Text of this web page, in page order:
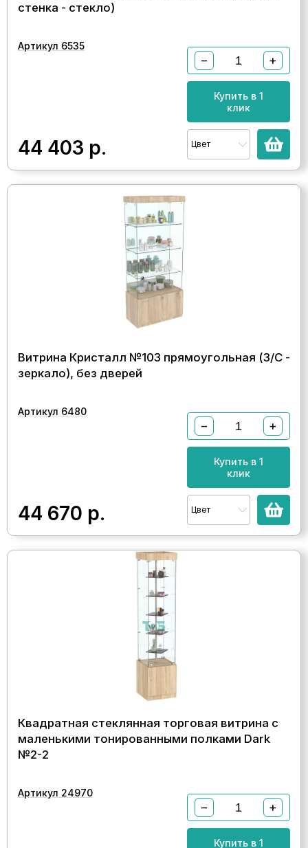
стенка - стекло)
Артикул 6535
44 403 р.
− +
Купить в 1
клик
Цвет
Витрина Кристалл №103 прямоугольная (З/C -
зеркало), без дверей
Артикул 6480
44 670 р.
− +
Купить в 1
клик
Цвет
Квадратная стеклянная торговая витрина с
маленькими тонированными полками Dark
№2-2
Артикул 24970
− +
Купить в 1